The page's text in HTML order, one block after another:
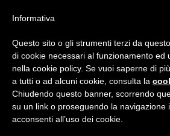
IL
SERVIZIO
Informativa
Questo sito o gli strumenti terzi da
di cookie necessari al funzionamento ed
nella cookie policy. Se vuoi saperne di
a tutti o ad alcuni cookie, consulta la
Chiudendo questo banner, scorrendo
su un link o proseguendo la navigazione
acconsenti all’uso dei cookie.